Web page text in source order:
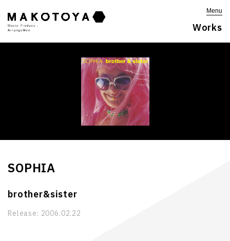
Menu
Works
SOPHIA
brother&sister
Release: 2006.02.22